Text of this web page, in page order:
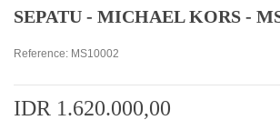
SEPATU - MICHAEL KORS -
Reference: MS10002
IDR 1.620.000,00